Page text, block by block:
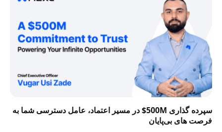
سپرده گذاری 500M$ در مسیر اعتماد، عامل دسترسی شما به
فرصت‌ های بی‌پایان